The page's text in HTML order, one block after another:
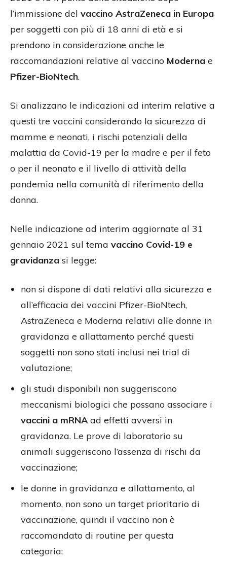
l’immissione del vaccino AstraZeneca in Europa
per soggetti con più di 18 anni di età e si
prendono in considerazione anche le
raccomandazioni relative al vaccino Moderna e
Pfizer-BioNtech.
Si analizzano le indicazioni ad interim relative a
questi tre vaccini considerando la sicurezza di
mamme e neonati, i rischi potenziali della
malattia da Covid-19 per la madre e per il feto
o per il neonato e il livello di attività della
pandemia nella comunità di riferimento della
donna.
Nelle indicazione ad interim aggiornate al 31
gennaio 2021 sul tema vaccino Covid-19 e
gravidanza si legge:
non si dispone di dati relativi alla sicurezza e
all’efficacia dei vaccini Pfizer-BioNtech,
AstraZeneca e Moderna relativi alle donne in
gravidanza e allattamento perché questi
soggetti non sono stati inclusi nei trial di
valutazione;
gli studi disponibili non suggeriscono
meccanismi biologici che possano associare i
vaccini a mRNAad effetti avversi in
gravidanza. Le prove di laboratorio su
animali suggeriscono l’assenza di rischi da
vaccinazione;
le donne in gravidanza e allattamento, al
momento, non sono un target prioritario di
vaccinazione, quindi il vaccino non è
raccomandato di routine per questa
categoria;